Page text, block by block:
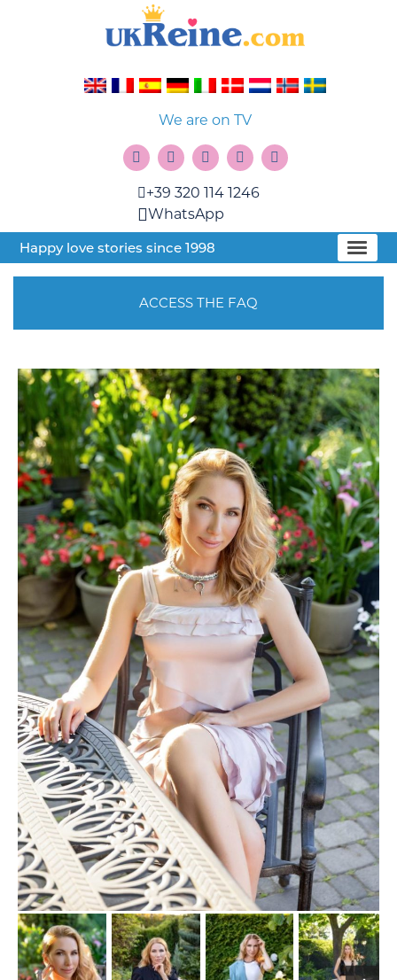
We are on TV
+39 320 114 1246
WhatsApp
Happy love stories since 1998
ACCESS THE FAQ